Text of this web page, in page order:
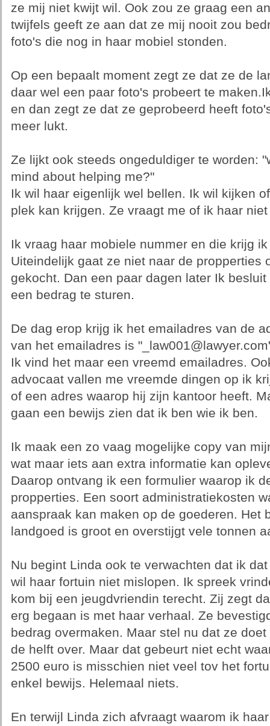
ze mij niet kwijt wil. Ook zou ze graag een
twijfels geeft ze aan dat ze mij nooit zou
foto's die nog in haar mobiel stonden.
Op een bepaalt moment zegt ze dat ze de
daar wel een paar foto's probeert te
en dan zegt ze dat ze geprobeerd heeft
meer lukt.
Ze lijkt ook steeds ongeduldiger te worden:
mind about helping me?"
Ik wil haar eigenlijk wel bellen. Ik wil kijken
plek kan krijgen. Ze vraagt me of ik haar
Ik vraag haar mobiele nummer en die krijg
Uiteindelijk gaat ze niet naar de propperties
gekocht. Dan een paar dagen later Ik
een bedrag te sturen.
De dag erop krijg ik het emailadres van de
van het emailadres is
Ik vind het maar een vreemd emailadres.
advocaat vallen me vreemde dingen op ik
of een adres waarop hij zijn kantoor heeft.
gaan een bewijs zien dat ik ben wie ik ben.
Ik maak een zo vaag mogelijke copy van
wat maar iets aan extra informatie kan
Daarop ontvang ik een formulier waarop ik
propperties. Een soort administratiekosten
aanspraak kan maken op de goederen. Het
landgoed is groot en overstijgt vele tonnen
Nu begint Linda ook te verwachten dat ik
wil haar fortuin niet mislopen. Ik spreek
kom bij een jeugdvriendin terecht. Zij zegt
erg begaan is met haar verhaal. Ze
bedrag overmaken. Maar stel nu dat ze
de helft over. Maar dat gebeurt niet echt
2500 euro is misschien niet veel tov het
enkel bewijs. Helemaal niets.
En terwijl Linda zich afvraagt waarom ik